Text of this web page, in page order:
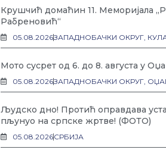
Крушчић домаћин 11. Меморијала
Рабреновић“
05.08.2026ЗАПАДНОБАЧКИ ОКРУГ,
Мото сусрет од 6. до 8. августа у
05.08.2026ЗАПАДНОБАЧКИ ОКРУГ,
Људско дно! Протић оправдава
пљунуо на српске жртве! (ФОТО)
05.08.2026СРБИЈА